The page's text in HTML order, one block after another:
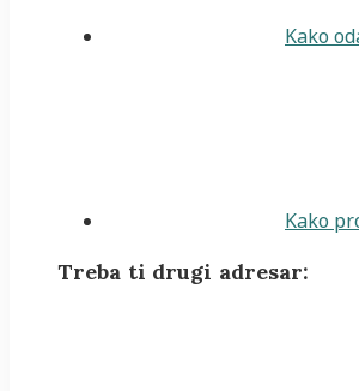
Kako
Kako
Treba ti drugi adresar: